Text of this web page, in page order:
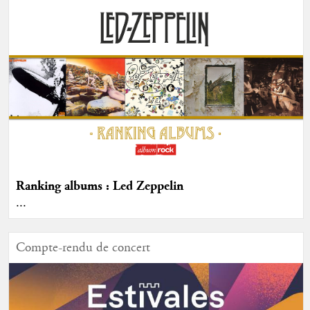
Ranking albums : Led Zeppelin
...
Compte-rendu de concert